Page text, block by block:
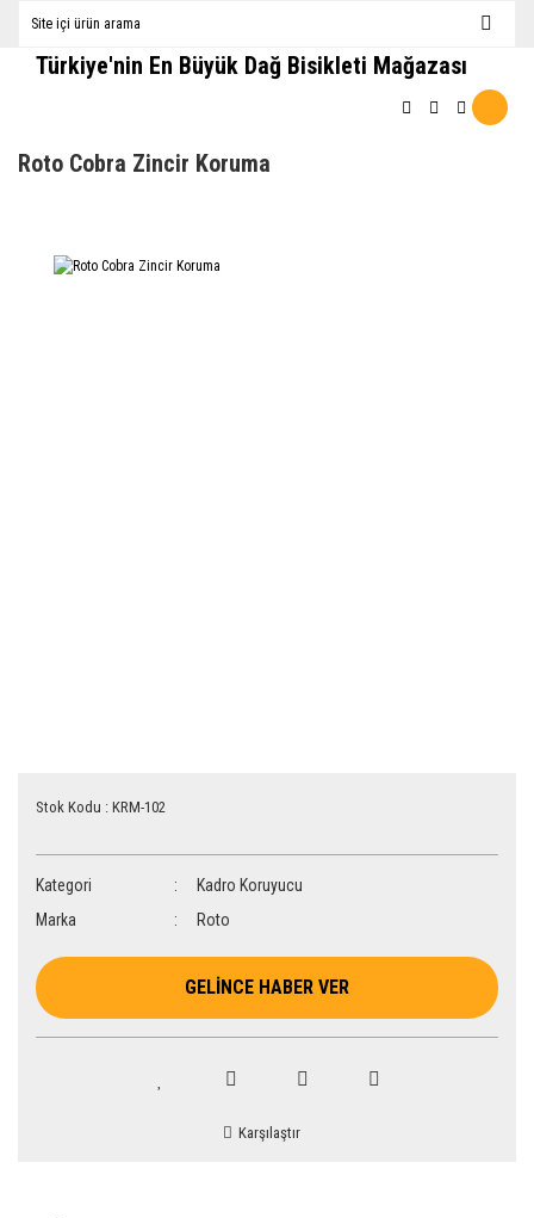
Türkiye'nin En Büyük Dağ Bisikleti Mağazası
Roto Cobra Zincir Koruma
Stok Kodu : KRM-102
Kategori
Kadro Koruyucu
Marka
Roto
GELİNCE HABER VER
Karşılaştır